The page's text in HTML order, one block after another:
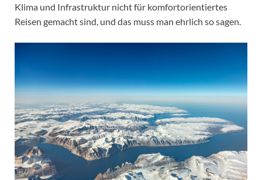
Klima und Infrastruktur nicht für komfortorientiertes
Reisen gemacht sind, und das muss man ehrlich so sagen.